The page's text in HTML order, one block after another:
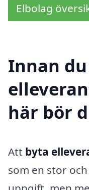
Elbolag
Innan
här bör
Att byta
som en stor